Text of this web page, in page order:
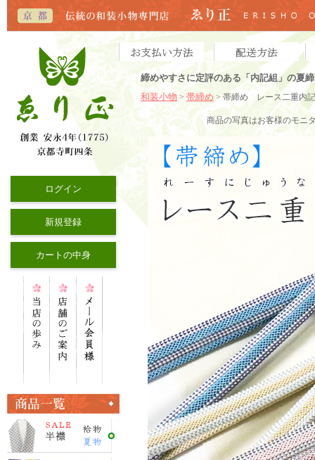
ログイン
新規登録
カートの中身
締めやすさに定評のある「内記組」の夏
和装小物 > 帯締め > 帯締め レース二重内
商品の写真はお客様のモニ